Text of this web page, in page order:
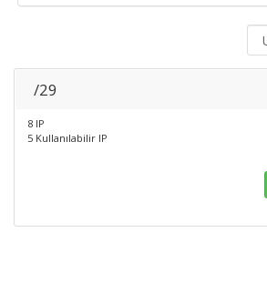
/29
8 IP
5 Kullanılabilir IP